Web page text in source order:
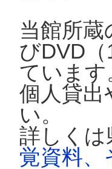
当館所
びDVD
ています
個人貸出
い。
詳しくは
覚資料